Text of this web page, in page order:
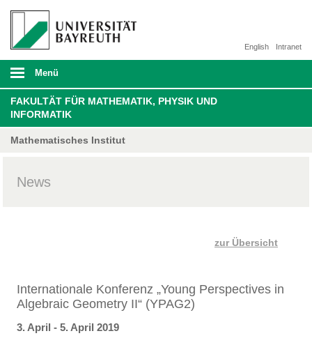
Intranet
English
Menü
FAKULTÄT FÜR MATHEMATIK, PHYSIK UND
INFORMATIK
Mathematisches Institut
News
zur Übersicht
Internationale Konferenz „Young Perspectives in
Algebraic Geometry II“ (YPAG2)
3. April - 5. April 2019